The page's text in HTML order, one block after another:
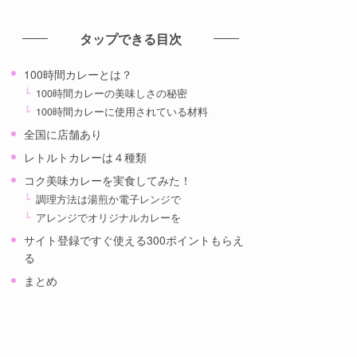
タップできる目次
100時間カレーとは？
100時間カレーの美味しさの秘密
100時間カレーに使用されている材料
全国に店舗あり
レトルトカレーは４種類
コク美味カレーを実食してみた！
調理方法は湯煎か電子レンジで
アレンジでオリジナルカレーを
サイト登録ですぐ使える300ポイントもらえ
る
まとめ